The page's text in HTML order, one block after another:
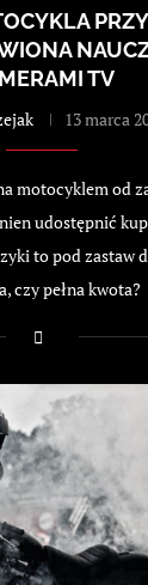
TV
13 marca
motocyklem od
udostępnić
to pod zastaw
czy pełna kwota?